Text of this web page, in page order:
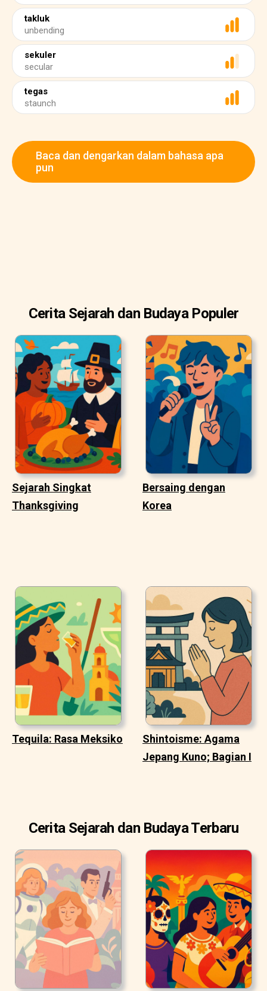
takluk
unbending
sekuler
secular
tegas
staunch
Baca dan dengarkan dalam bahasa apa
pun
Cerita Sejarah dan Budaya Populer
Sejarah Singkat
Thanksgiving
Bersaing dengan
Korea
Tequila: Rasa Meksiko
Shintoisme: Agama
Jepang Kuno; Bagian I
Cerita Sejarah dan Budaya Terbaru